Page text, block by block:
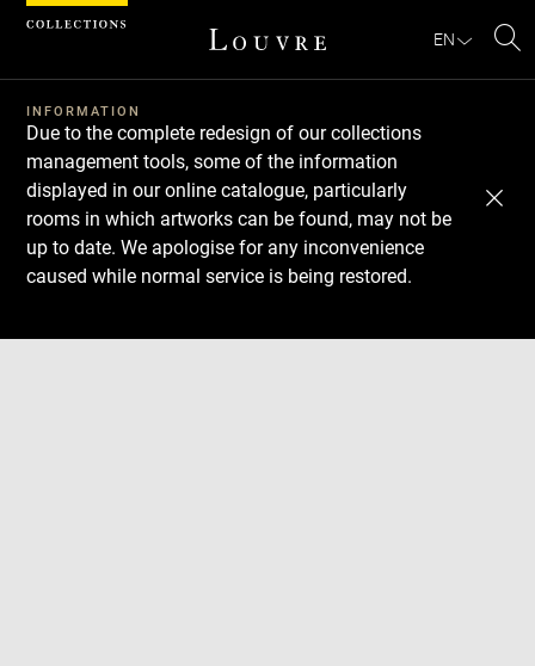
EN
INFORMATION
Due to the complete redesign of our collections
management tools, some of the information
displayed in our online catalogue, particularly
rooms in which artworks can be found, may not be
up to date. We apologise for any inconvenience
caused while normal service is being restored.
Download
Next
Previous
Cookies management panel